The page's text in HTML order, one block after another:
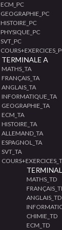
ECM_PC
GEOGRAPHIE_PC
HISTOIRE_PC
PHYSIQUE_PC
SVT_PC
TERMINALE A
MATHS_TA
FRANÇAIS_TA
ANGLAIS_TA
INFORMATIQUE_TA
GEOGRAPHIE_TA
ECM_TA
HISTOIRE_TA
ALLEMAND_TA
ESPAGNOL_TA
SVT_TA
MATHS_TD
ANGLAIS_TD
CHIMIE_TD
ECM_TD